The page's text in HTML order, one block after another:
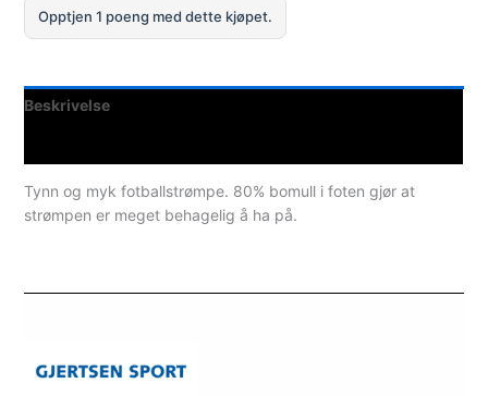
Opptjen 1 poeng med dette kjøpet.
Beskrivelse
Tynn og myk fotballstrømpe. 80% bomull i foten gjør at
strømpen er meget behagelig å ha på.